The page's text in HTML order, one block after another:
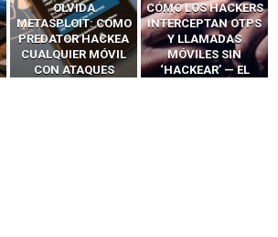
OLVIDA
METASPLOIT: CÓMO
PREDATOR HACKEA
CUALQUIER MÓVIL
CON ATAQUES
CÓMO LOS HACKERS
INTERCEPTAN OTPS
Y LLAMADAS
MÓVILES SIN
‘HACKEAR’ — EL